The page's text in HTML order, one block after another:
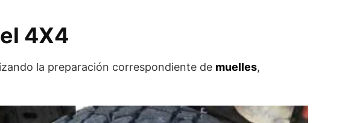
4X4
la preparación correspondiente de muelles,